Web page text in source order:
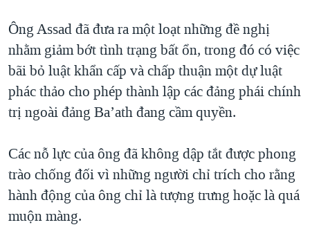
Ông Assad đã đưa ra một loạt những đề nghị
nhằm giảm bớt tình trạng bất ổn, trong đó có việc
bãi bỏ luật khẩn cấp và chấp thuận một dự luật
phác thảo cho phép thành lập các đảng phái chính
trị ngoài đảng Ba’ath đang cầm quyền.
Các nỗ lực của ông đã không dập tắt được phong
trào chống đối vì những người chỉ trích cho rằng
hành động của ông chỉ là tượng trưng hoặc là quá
muộn màng.